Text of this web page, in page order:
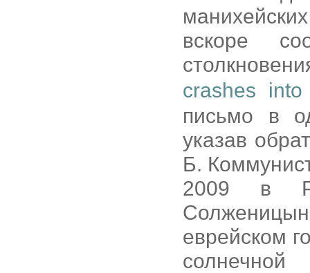
вскоре
crashes
письмо в
указав
Б.
2009 в
еврейском